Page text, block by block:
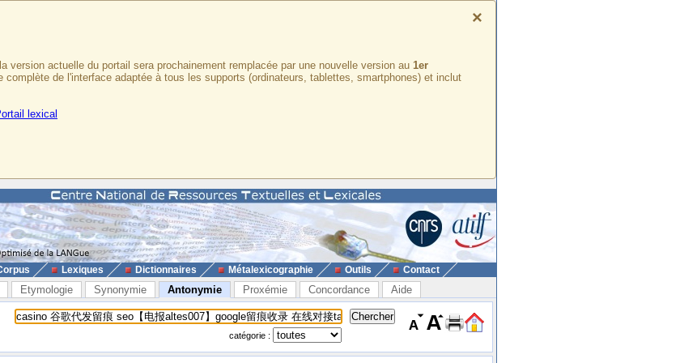
×
version actuelle du portail sera prochainement remplacée par une nouvelle version au 1er
complète de l'interface adaptée à tous les supports (ordinateurs, tablettes, smartphones) et inclut
lexical
Lexiques Dictionnaires Métalexicographie Outils Contact
Etymologie Synonymie Antonymie Proxémie Concordance Aide
catégorie :